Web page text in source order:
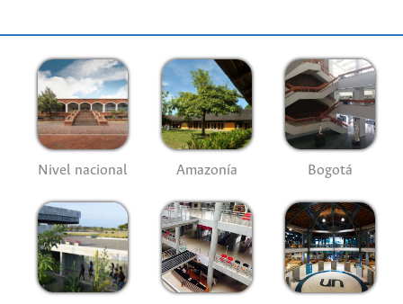
Nivel nacional Amazonía Bogotá